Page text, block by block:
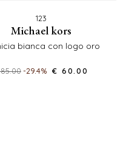
123
michael kors
bianca con logo oro
-29.4% € 60.00